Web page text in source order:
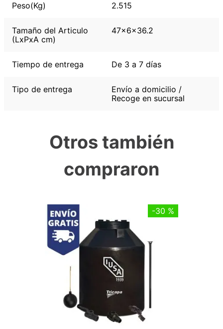
Peso(Kg) 2.515
Tamaño del Articulo
(LxPxA cm)
47x6x36.2
Tiempo de entrega De 3 a 7 días
Tipo de entrega
Envío a domicilio /
Recoge en sucursal
Otros también
compraron
-30 %